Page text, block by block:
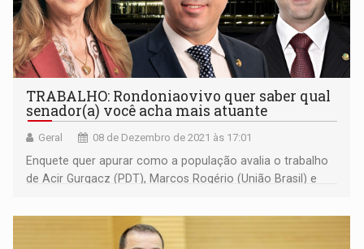
TRABALHO: Rondoniaovivo quer saber qual
senador(a) você acha mais atuante
Geral 08 de Dezembro de 2021 às 17:01
Enquete quer apurar como a população avalia o trabalho
de Acir Gurgacz (PDT), Marcos Rogério (União Brasil) e